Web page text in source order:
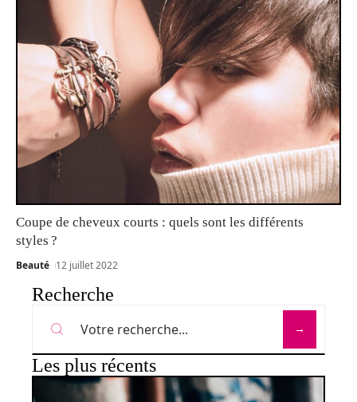
Coupe de cheveux courts : quels sont les différents
styles ?
Beauté 12 juillet 2022
Recherche
Les plus récents